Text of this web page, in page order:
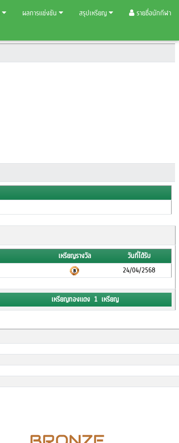
ผลการแข่งขัน สรุปเหรียญ รายชื่อนักกีฬา
เหรียญรางวัล
วันที่ได้รับ
24/04/2568
เหรียญทองแดง 1 เหรียญ